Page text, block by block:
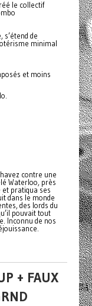
le collectif
s’étend de
minimal
et moins
contre une
Waterloo, près
et pratiqua ses
dans le monde
des lords du
pouvait tout
Inconnu de nos
+ FAUX